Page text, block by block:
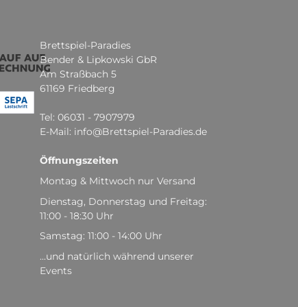
Brettspiel-Paradies
Bender & Lipkowski GbR
Am Straßbach 5
61169 Friedberg
Tel: 06031 - 7907979
E-Mail: info@Brettspiel-Paradies.de
Öffnungszeiten
Montag & Mittwoch nur Versand
Dienstag, Donnerstag und Freitag:
11:00 - 18:30 Uhr
Samstag: 11:00 - 14:00 Uhr
...und natürlich während unserer
Events